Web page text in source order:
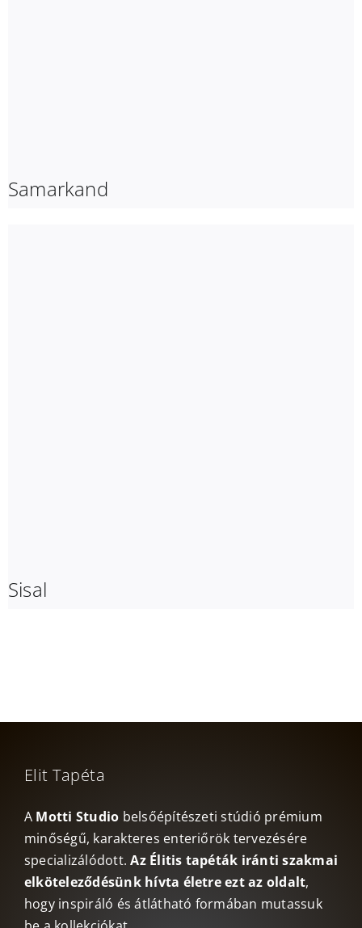
Samarkand
Sisal
Elit Tapéta
A Motti Studio belsőépítészeti stúdió prémium
minőségű, karakteres enteriőrök tervezésére
specializálódott.Az Élitis tapéták iránti szakmai
elköteleződésünk hívta életre ezt az oldalt,
hogy inspiráló és átlátható formában mutassuk